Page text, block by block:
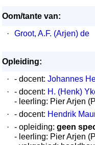
Oom/tante van:
·
Groot, A.F. (Arjen) de
Opleiding:
·
- docent: Johannes
·
- docent: H. (Henk)
- leerling: Pier Arjen
·
- docent: Hendrik
·
- opleiding: geen
- leerling: Pier Arjen